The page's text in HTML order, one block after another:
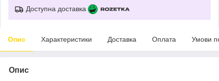
Доступна доставка
Опис Характеристики Доставка Оплата Умови
Опис